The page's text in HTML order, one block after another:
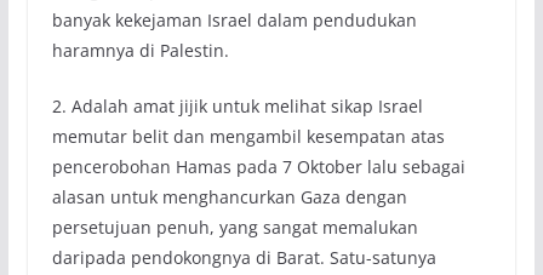
banyak kekejaman Israel dalam pendudukan
haramnya di Palestin.
2. Adalah amat jijik untuk melihat sikap Israel
memutar belit dan mengambil kesempatan atas
pencerobohan Hamas pada 7 Oktober lalu sebagai
alasan untuk menghancurkan Gaza dengan
persetujuan penuh, yang sangat memalukan
daripada pendokongnya di Barat. Satu-satunya